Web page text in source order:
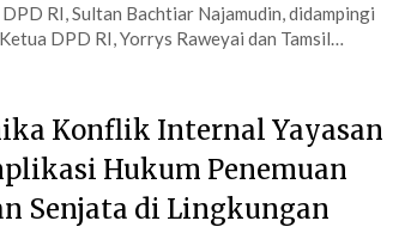
RI, Sultan Bachtiar Najamudin, didampingi
DPD RI, Yorrys Raweyai dan Tamsil…
Konflik Internal Yayasan
Hukum Penemuan
Senjata di Lingkungan